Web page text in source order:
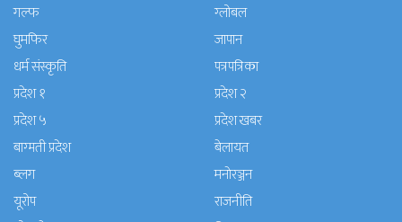
गल्फ
ग्लोबल
घुमफिर
जापान
धर्म संस्कृति
पत्रपत्रिका
प्रदेश १
प्रदेश २
प्रदेश ५
प्रदेश खबर
बाग्मती प्रदेश
बेलायत
ब्लग
मनाेरञ्जन
यूरोप
राजनीति